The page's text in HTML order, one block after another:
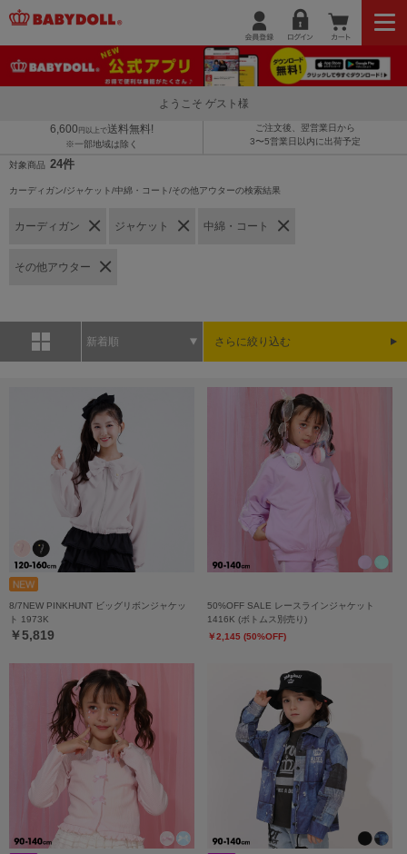
ようこそ ゲスト様
6,600 円以上で送料無料!
※一部地域は除く
ご注文後、翌営業日から
3〜5営業日以内に出荷予定
対象商品 24件
カーディガン/ジャケット/中綿・コート/その他アウターの検索結果
カーディガン ジャケット 中綿・コート
その他アウター
新着順 さらに絞り込む
8/7NEW PINKHUNT ビッグリボンジャケッ
ト 1973K
￥5,819
50%OFF SALE レースラインジャケット
1416K (ボトムス別売り)
￥2,145 (50%OFF)